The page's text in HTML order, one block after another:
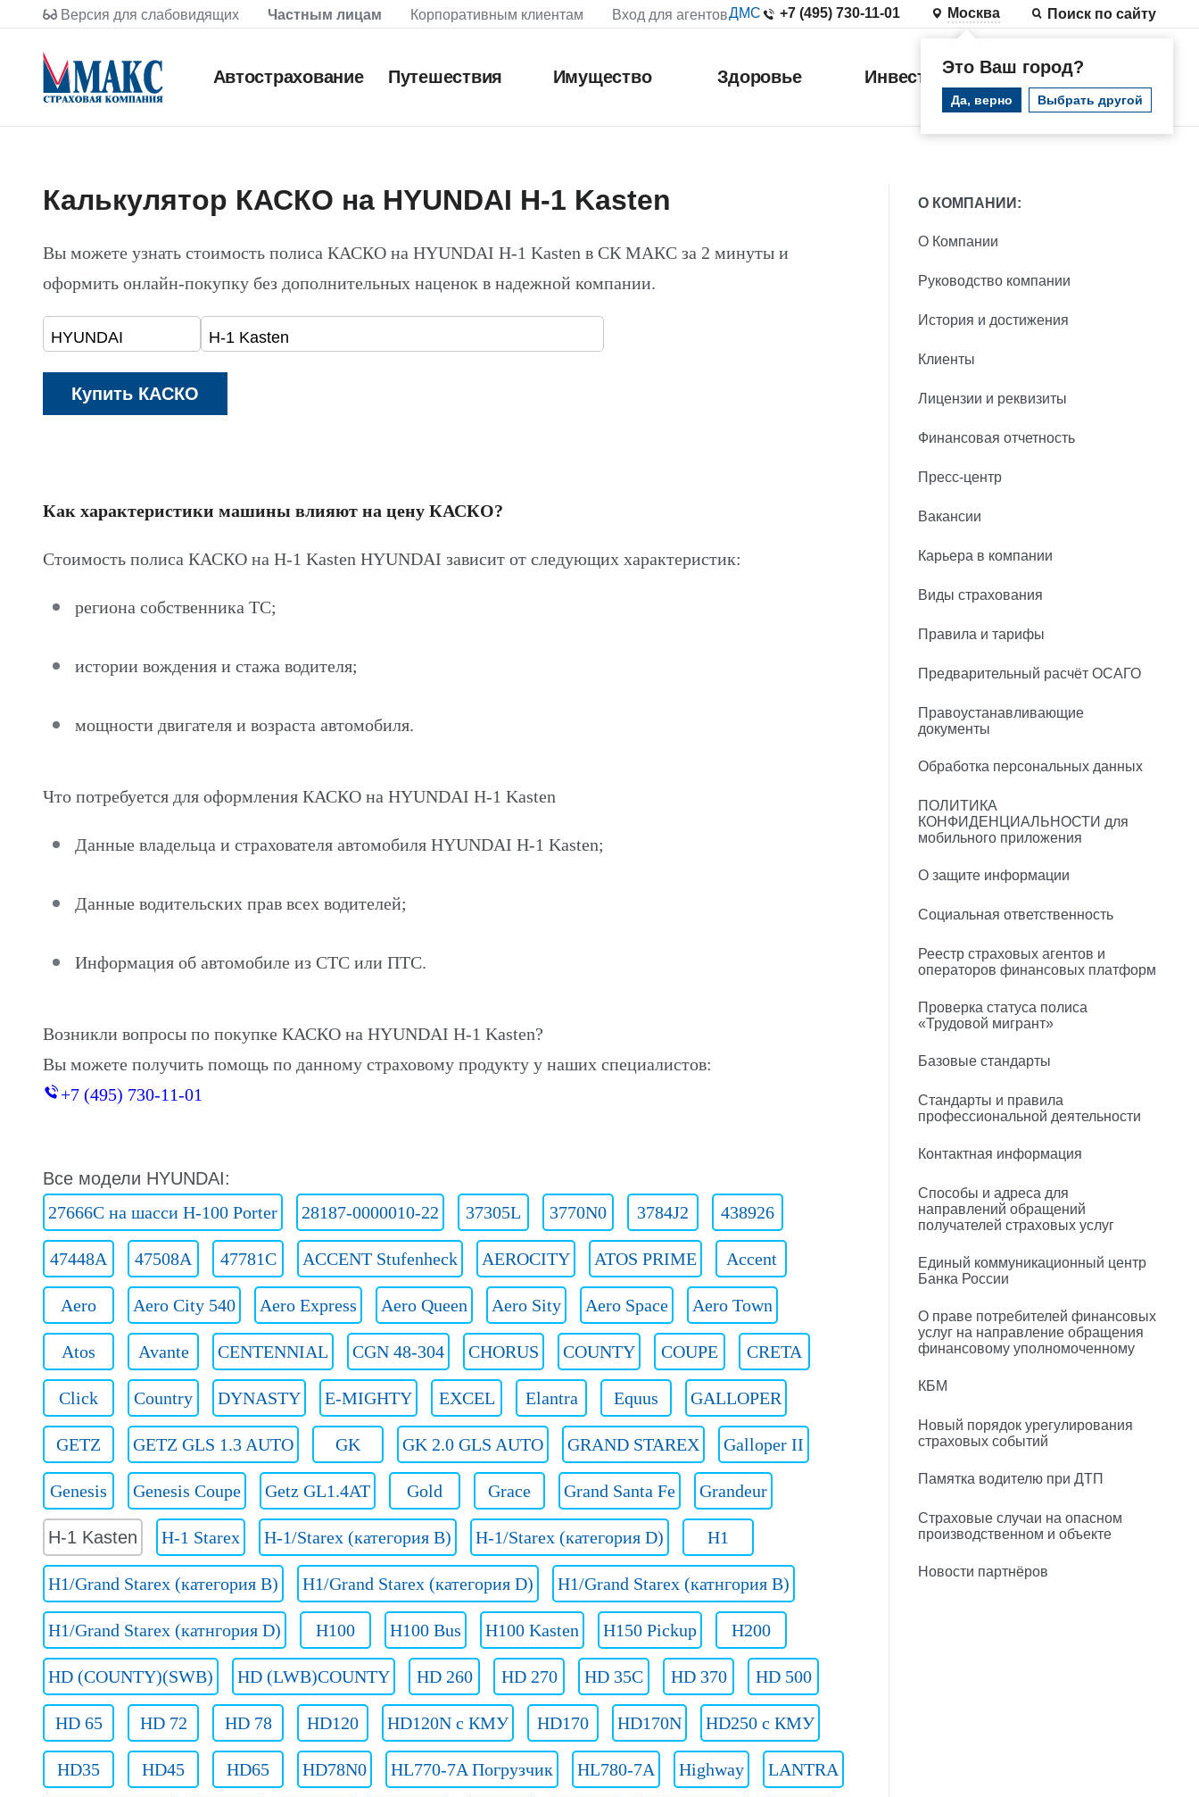
Версия для слабовидящих Частным лицам Корпоративным клиентам Вход для агентовДМС +7 (495) 730-11-01 Москва
Это Ваш город?
Да, верно Выбрать другой
Поиск по сайту
Автострахование Путешествия Имущество Здоровье Инвестиции
Калькулятор КАСКО на HYUNDAI H-1 Kasten
Вы можете узнать стоимость полиса КАСКО на HYUNDAI H-1 Kasten в СК МАКС за 2 минуты и
оформить онлайн-покупку без дополнительных наценок в надежной компании.
Как характеристики машины влияют на цену КАСКО?
Стоимость полиса КАСКО на H-1 Kasten HYUNDAI зависит от следующих характеристик:
региона собственника ТС;
истории вождения и стажа водителя;
мощности двигателя и возраста автомобиля.
Что потребуется для оформления КАСКО на HYUNDAI H-1 Kasten
Данные владельца и страхователя автомобиля HYUNDAI H-1 Kasten;
Данные водительских прав всех водителей;
Информация об автомобиле из СТС или ПТС.
Возникли вопросы по покупке КАСКО на HYUNDAI H-1 Kasten?
Вы можете получить помощь по данному страховому продукту у наших специалистов:
+7 (495) 730-11-01
Все модели HYUNDAI:
27666C на шасси H-100 Porter
28187-0000010-22 37305L 3770N0 3784J2 438926
47448A 47508A 47781C ACCENT Stufenheck AEROCITY ATOS PRIME Accent
Aero Aero City 540 Aero Express Aero Queen Aero Sity Aero Space Aero Town
Atos Avante CENTENNIAL CGN 48-304 CHORUS COUNTY COUPE CRETA
Click Country DYNASTY E-MIGHTY EXCEL Elantra Equus GALLOPER
GETZ GETZ GLS 1.3 AUTO GK GK 2.0 GLS AUTO GRAND STAREX Galloper II
Genesis Genesis Coupe Getz GL1.4AT Gold Grace Grand Santa Fe Grandeur
H-1 Kasten H-1 Starex H-1/Starex (категория B) H-1/Starex (категория D) H1
H1/Grand Starex (категория B) H1/Grand Starex (категория D) H1/Grand Starex (катнгория B)
H1/Grand Starex (катнгория D) H100 H100 Bus H100 Kasten H150 Pickup H200
HD (COUNTY)(SWB) HD (LWB)COUNTY HD 260 HD 270 HD 35C HD 370 HD 500
HD 65 HD 72 HD 78 HD120 HD120N с КМУ HD170 HD170N HD250 c КМУ
HD35 HD45 HD65 HD78N0 HL770-7A Погрузчик HL780-7A Highway LANTRA
О КОМПАНИИ:
О Компании
Руководство компании
История и достижения
Клиенты
Лицензии и реквизиты
Финансовая отчетность
Пресс-центр
Вакансии
Карьера в компании
Виды страхования
Правила и тарифы
Предварительный расчёт ОСАГО
Правоустанавливающие
документы
Обработка персональных данных
ПОЛИТИКА
КОНФИДЕНЦИАЛЬНОСТИ для
мобильного приложения
О защите информации
Социальная ответственность
Реестр страховых агентов и
операторов финансовых платформ
Проверка статуса полиса
«Трудовой мигрант»
Базовые стандарты
Стандарты и правила
профессиональной деятельности
Контактная информация
Способы и адреса для
направлений обращений
получателей страховых услуг
Единый коммуникационный центр
Банка России
О праве потребителей финансовых
услуг на направление обращения
финансовому уполномоченному
КБМ
Новый порядок урегулирования
страховых событий
Памятка водителю при ДТП
Страховые случаи на опасном
производственном и объекте
Новости партнёров